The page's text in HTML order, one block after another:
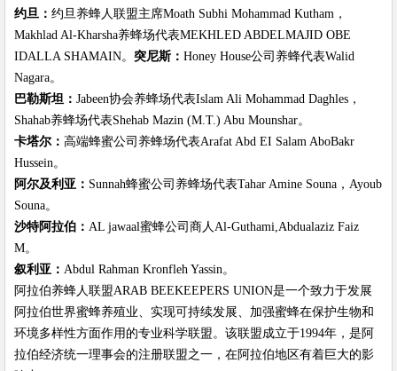
约旦： 约旦养蜂人联盟主席Moath Subhi Mohammad Kutham，
Makhlad Al-Kharsha养蜂场代表MEKHLED ABDELMAJID OBE
IDALLA SHAMAIN。 突尼斯： Honey House公司养蜂代表Walid
Nagara。
巴勒斯坦： Jabeen协会养蜂场代表Islam Ali Mohammad Daghles，
Shahab养蜂场代表Shehab Mazin (M.T.) Abu Mounshar。
卡塔尔： 高端蜂蜜公司养蜂场代表Arafat Abd EI Salam AboBakr
Hussein。
阿尔及利亚： Sunnah蜂蜜公司养蜂场代表Tahar Amine Souna，Ayoub
Souna。
沙特阿拉伯： AL jawaal蜜蜂公司商人Al-Guthami,Abdualaziz Faiz
M。
叙利亚： Abdul Rahman Kronfleh Yassin。
阿拉伯养蜂人联盟ARAB BEEKEEPERS UNION是一个致力于发展
阿拉伯世界蜜蜂养殖业、实现可持续发展、加强蜜蜂在保护生物和
环境多样性方面作用的专业科学联盟。该联盟成立于1994年，是阿
拉伯经济统一理事会的注册联盟之一，在阿拉伯地区有着巨大的影